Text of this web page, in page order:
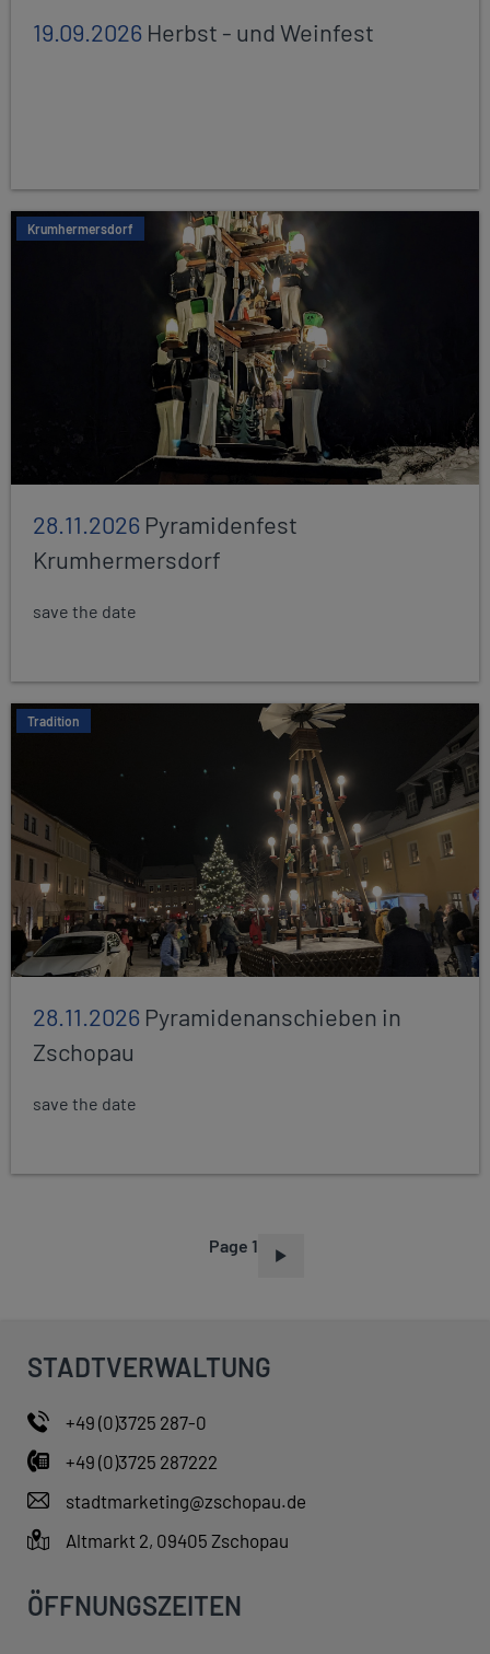
19.09.2026 Herbst - und Weinfest
Krumhermersdorf
28.11.2026 Pyramidenfest
Krumhermersdorf
save the date
Tradition
28.11.2026 Pyramidenanschieben in
Zschopau
save the date
Page 1
STADTVERWALTUNG
+49 (0)3725 287-0
+49 (0)3725 287222
stadtmarketing@zschopau.de
Altmarkt 2, 09405 Zschopau
ÖFFNUNGSZEITEN